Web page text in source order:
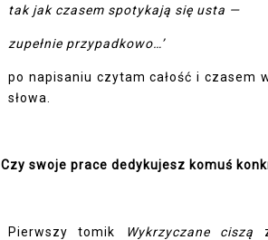
tak jak czasem spotykają się usta —
zupełnie przypadkowo…’
po napisaniu czytam całość i czasem
słowa.
Czy swoje prace dedykujesz komuś
Pierwszy tomik Wykrzyczane ciszą